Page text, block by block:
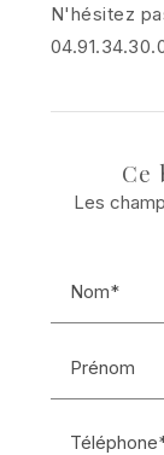
N'hésitez
Ce
Les
Nom*
Prénom